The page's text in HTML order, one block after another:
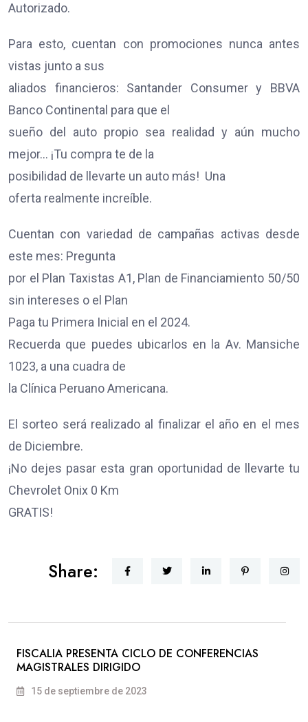
Autorizado.
Para esto, cuentan con promociones nunca antes
vistas junto a sus
aliados financieros: Santander Consumer y BBVA
Banco Continental para que el
sueño del auto propio sea realidad y aún mucho
mejor… ¡Tu compra te de la
posibilidad de llevarte un auto más! Una
oferta realmente increíble.
Cuentan con variedad de campañas activas desde
este mes: Pregunta
por el Plan Taxistas A1, Plan de Financiamiento 50/50
sin intereses o el Plan
Paga tu Primera Inicial en el 2024.
Recuerda que puedes ubicarlos en la Av. Mansiche
1023, a una cuadra de
la Clínica Peruano Americana.
El sorteo será realizado al finalizar el año en el mes
de Diciembre.
¡No dejes pasar esta gran oportunidad de llevarte tu
Chevrolet Onix 0 Km
GRATIS!
Share:
FISCALIA PRESENTA CICLO DE CONFERENCIAS
MAGISTRALES DIRIGIDO
15 de septiembre de 2023